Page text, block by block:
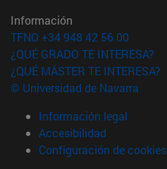
Información
TFNO +34 948 42 56 00
¿QUÉ GRADO TE INTERESA?
¿QUÉ MÁSTER TE INTERESA?
© Universidad de Navarra
Información legal
Accesibilidad
Configuración de cookies